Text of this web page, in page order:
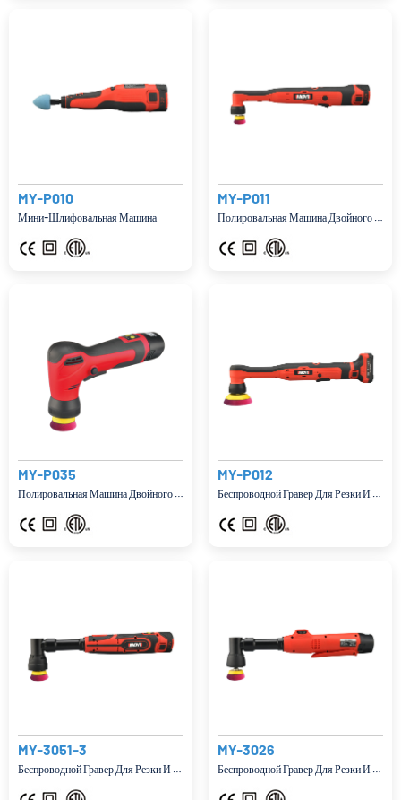
MY-P010
Мини-Шлифовальная Машина
MY-P011
Полировальная Машина Двойного Действия
MY-P035
Полировальная Машина Двойного Действия
MY-P012
Беспроводной Гравер Для Резки И Шлифовки
MY-3051-3
Беспроводной Гравер Для Резки И Шлифовки
MY-3026
Беспроводной Гравер Для Резки И Шлифовки